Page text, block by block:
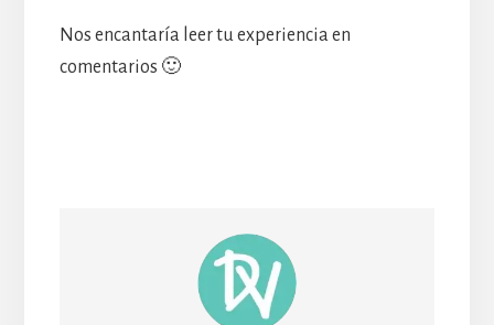
Nos encantaría leer tu experiencia en
comentarios 🙂